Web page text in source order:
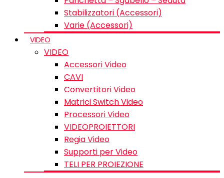
Stabilizzatori (Accessori)
Varie (Accessori)
VIDEO
VIDEO
Accessori Video
CAVI
Convertitori Video
Matrici Switch Video
Processori Video
VIDEOPROIETTORI
Regia Video
Supporti per Video
TELI PER PROIEZIONE